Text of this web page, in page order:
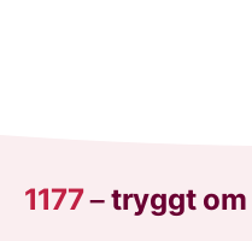
1177–tryggt om